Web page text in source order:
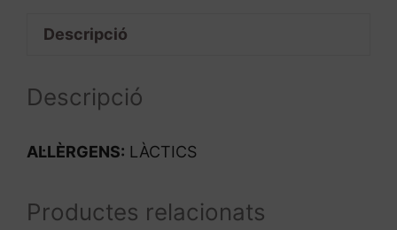
Descripció
Descripció
AL·LÈRGENS: LÀCTICS
Productes relacionats